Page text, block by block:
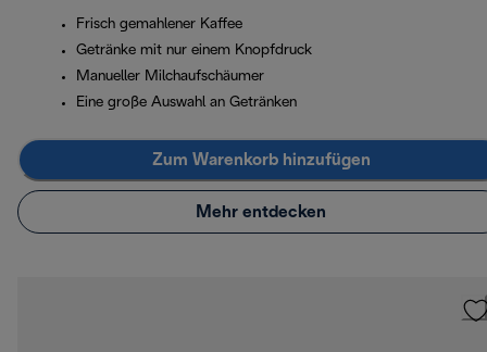
Frisch gemahlener Kaffee
Getränke mit nur einem Knopfdruck
Manueller Milchaufschäumer
Eine große Auswahl an Getränken
Zum Warenkorb hinzufügen
Mehr entdecken